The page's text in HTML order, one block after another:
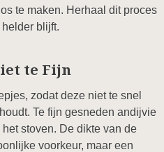
te maken. Herhaal dit proces
blijft.
te Fijn
zodat deze niet te snel
Te fijn gesneden andijvie
stoven. De dikte van de
voorkeur, maar een